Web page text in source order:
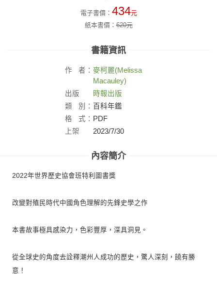
電子書價： 434元
紙本書價：620元
書籍資訊
作 者： 麥柯麗(Melissa
Macauley)
出版
社：
時報出版
類
別： 百科年鑑
格
式： PDF
上架
2023/7/30
內容簡介
2022年世界歷史協會班特利圖書獎
改變對殖民時代中國角色理解的先鋒史學之作
本書故事極具感染力，色彩豐厚，深具洞見。
從全球史的角度去詮釋潮州人成功的歷史，驚人深刻，饒有勝
意！